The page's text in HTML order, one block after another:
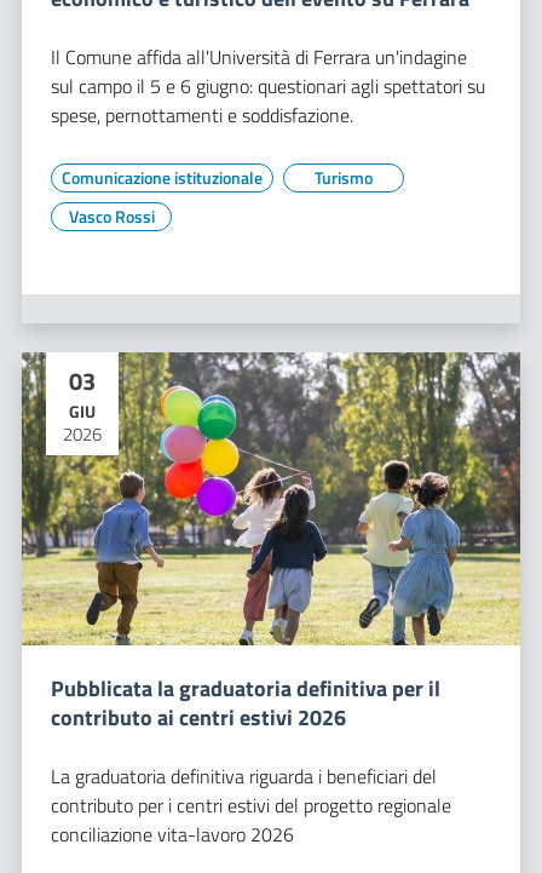
Il Comune affida all'Università di Ferrara un'indagine
sul campo il 5 e 6 giugno: questionari agli spettatori su
spese, pernottamenti e soddisfazione.
Comunicazione istituzionale
Turismo
Vasco Rossi
03
GIU
2026
Pubblicata la graduatoria definitiva per il
contributo ai centri estivi 2026
La graduatoria definitiva riguarda i beneficiari del
contributo per i centri estivi del progetto regionale
conciliazione vita-lavoro 2026